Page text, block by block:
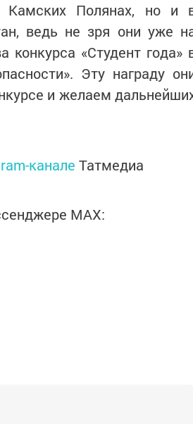
Полянах, но и
ведь не зря они уже
конкурса «Студент года»
Эту награду
и желаем
канале Татмедиа
MАХ: